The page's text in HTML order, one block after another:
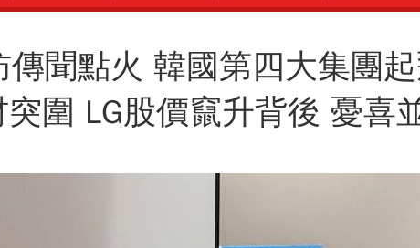
傳聞點火 韓國第四大集團
突圍 LG股價竄升背後 憂喜